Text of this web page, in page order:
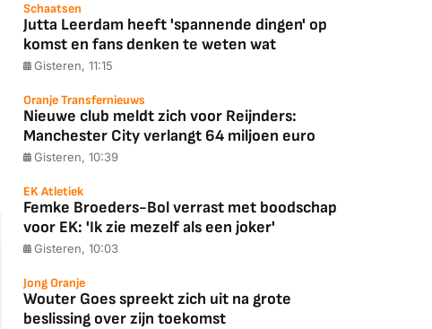
Schaatsen
Jutta Leerdam heeft 'spannende dingen' op
komst en fans denken te weten wat
Gisteren, 11:15
Oranje Transfernieuws
Nieuwe club meldt zich voor Reijnders:
Manchester City verlangt 64 miljoen euro
Gisteren, 10:39
EK Atletiek
Femke Broeders-Bol verrast met boodschap
voor EK: 'Ik zie mezelf als een joker'
Gisteren, 10:03
Jong Oranje
Wouter Goes spreekt zich uit na grote
beslissing over zijn toekomst